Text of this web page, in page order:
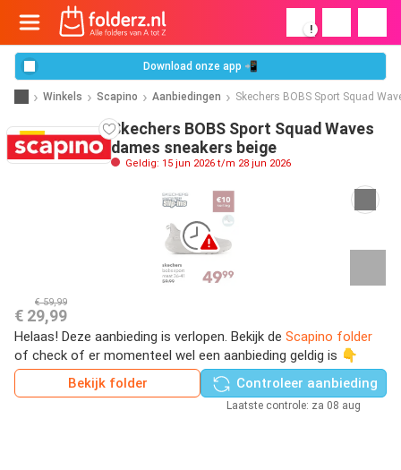
!
Download onze app 📲
Winkels Scapino Aanbiedingen Skechers BOBS Sport Squad
Skechers BOBS Sport Squad Waves
dames sneakers beige
Geldig: 15 jun 2026 t/m 28 jun 2026
€ 59,99
€ 29,99
Helaas! Deze aanbieding is verlopen. Bekijk de Scapino folder
of check of er momenteel wel een aanbieding geldig is 👇
Bekijk folder
Controleer aanbieding
Laatste controle: za 08 aug